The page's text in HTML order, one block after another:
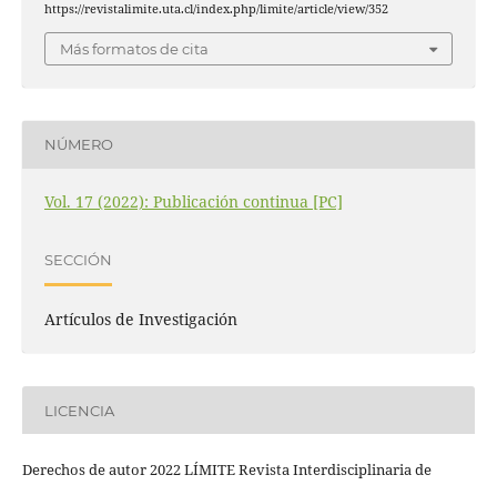
https://revistalimite.uta.cl/index.php/limite/article/view/352
Más formatos de cita
NÚMERO
Vol. 17 (2022): Publicación continua [PC]
SECCIÓN
Artículos de Investigación
LICENCIA
Derechos de autor 2022 LÍMITE Revista Interdisciplinaria de